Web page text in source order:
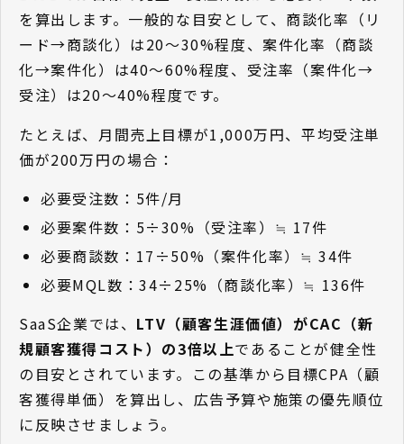
を算出します。一般的な目安として、商談化率（リ
ード→商談化）は20〜30%程度、案件化率（商談
化→案件化）は40〜60%程度、受注率（案件化→
受注）は20〜40%程度です。
たとえば、月間売上目標が1,000万円、平均受注単
価が200万円の場合：
必要受注数：5件/月
必要案件数：5÷30%（受注率）≒ 17件
必要商談数：17÷50%（案件化率）≒ 34件
必要MQL数：34÷25%（商談化率）≒ 136件
SaaS企業では、 LTV（顧客生涯価値）がCAC（新
規顧客獲得コスト）の3倍以上であることが健全性
の目安とされています。この基準から目標CPA（顧
客獲得単価）を算出し、広告予算や施策の優先順位
に反映させましょう。